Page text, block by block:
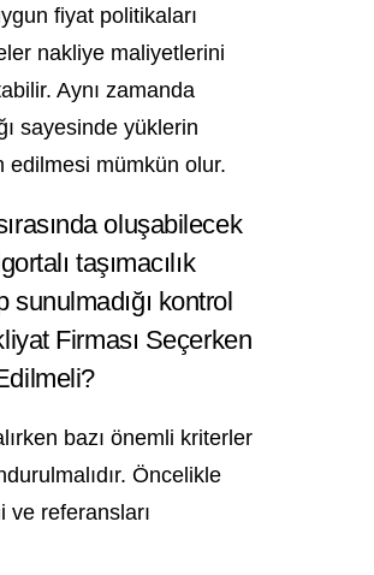
fiyat politikaları
nakliye maliyetlerini
Aynı zamanda
sayesinde yüklerin
edilmesi mümkün olur.
oluşabilecek
taşımacılık
sunulmadığı kontrol
Firması Seçerken
bazı önemli kriterler
Öncelikle
ve referansları